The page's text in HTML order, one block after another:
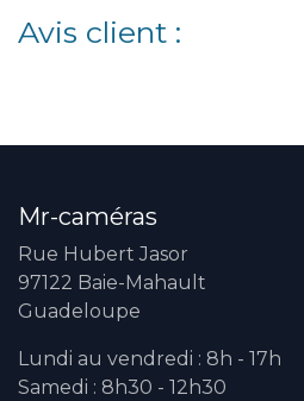
Avis client :
Mr-caméras
Rue Hubert Jasor
97122 Baie-Mahault
Guadeloupe
Lundi au vendredi : 8h - 17h
Samedi : 8h30 - 12h30